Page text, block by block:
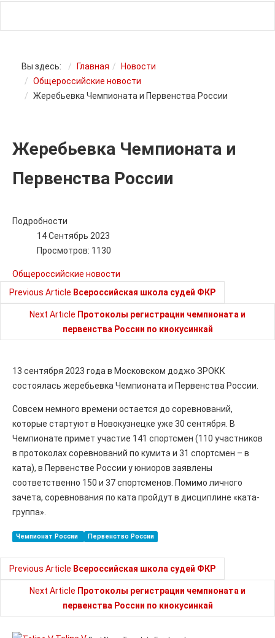
Вы здесь: Главная
Новости
Общероссийские новости
Жеребьевка Чемпионата и Первенства России
Жеребьевка Чемпионата и
Первенства России
Подробности
14 Сентябрь 2023
Просмотров: 1130
Общероссийские новости
Previous Article Всероссийская школа судей ФКР
Next Article Протоколы регистрации чемпионата и
первенства России по киокусинкай
13 сентября 2023 года в Московском доджо ЗРОКК
состоялась жеребьевка Чемпионата и Первенства России.
Совсем немного времени остается до соревнований,
которые стартуют в Новокузнецке уже 30 сентября. В
Чемпионате примет участие 141 спортсмен (110 участников
в протоколах соревнований по кумитэ и 31 спортсмен – в
ката), в Первенстве России у юниоров заявлены
соответственно 150 и 37 спортсменов. Помимо личного
зачета, соревнования по ката пройдут в дисциплине «ката-
группа».
Чемпионат России Первенство России
Previous Article Всероссийская школа судей ФКР
Next Article Протоколы регистрации чемпионата и
первенства России по киокусинкай